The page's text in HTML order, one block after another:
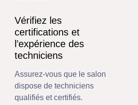
Vérifiez les
certifications et
l’expérience des
techniciens
Assurez-vous que le salon
dispose de techniciens
qualifiés et certifiés.